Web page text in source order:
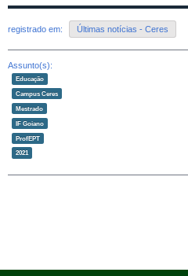
registrado em: Últimas notícias - Ceres
Assunto(s):
Educação
Campus Ceres
Mestrado
IF Goiano
ProfEPT
2021